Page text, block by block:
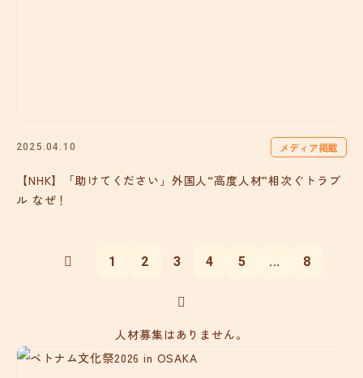
2025.04.10 メディア掲載
【NHK】「助けてください」外国人“高度人材”相次ぐトラブ
ル なぜ！
1 2 3 4 5 ... 8
人材募集はありません。